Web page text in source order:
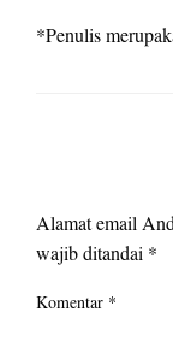
*Penulis
Alamat email
wajib ditandai *
Komentar *